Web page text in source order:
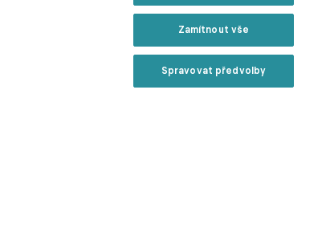
Zamítnout vše
Spravovat předvolby